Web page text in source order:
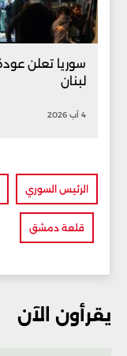
لبنان
4 آب 2026
الرئيس السوري
قلعة دمشق
يقرأون الآن